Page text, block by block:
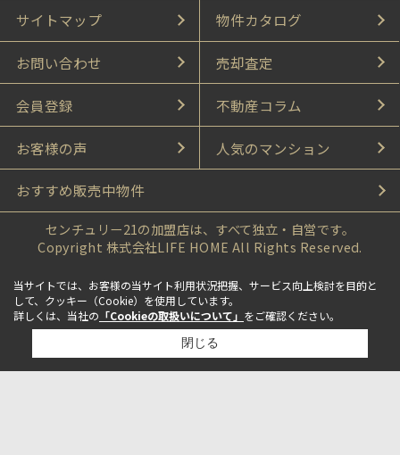
サイトマップ 物件カタログ
お問い合わせ 売却査定
会員登録 不動産コラム
お客様の声 人気のマンション
おすすめ販売中物件
センチュリー21の加盟店は、すべて独立・自営です。
Copyright 株式会社LIFE HOME All Rights Reserved.
当サイトでは、お客様の当サイト利用状況把握、サービス向上検討を目的と
して、クッキー（Cookie）を使用しています。
詳しくは、当社の 「Cookieの取扱いについて」 をご確認ください。
閉じる